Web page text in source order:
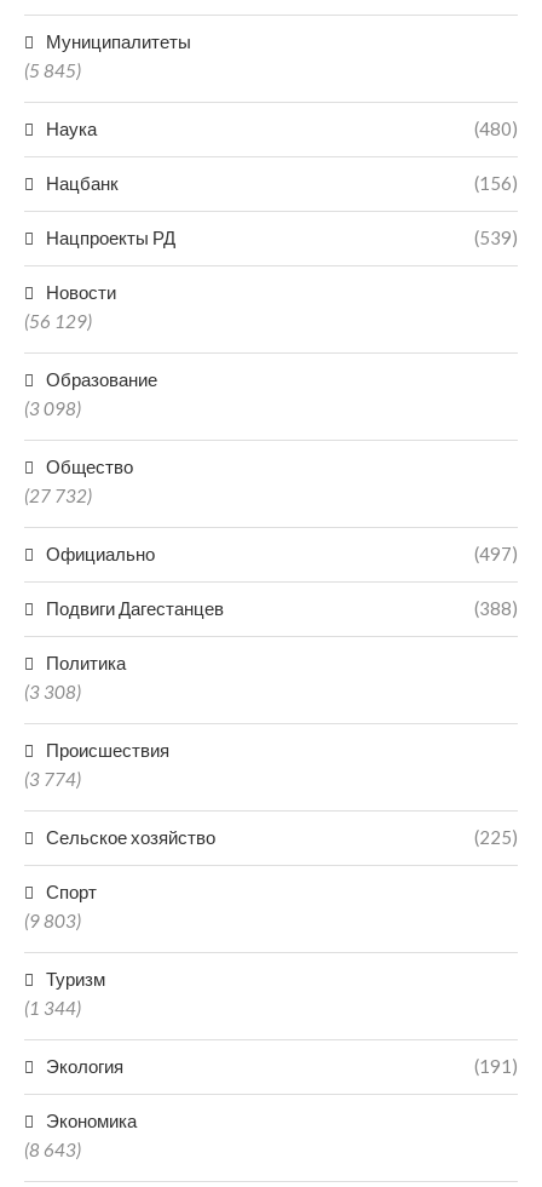
Муниципалитеты
(5 845)
Наука (480)
Нацбанк (156)
Нацпроекты РД (539)
Новости
(56 129)
Образование
(3 098)
Общество
(27 732)
Официально (497)
Подвиги Дагестанцев (388)
Политика
(3 308)
Происшествия
(3 774)
Сельское хозяйство (225)
Спорт
(9 803)
Туризм
(1 344)
Экология (191)
Экономика
(8 643)